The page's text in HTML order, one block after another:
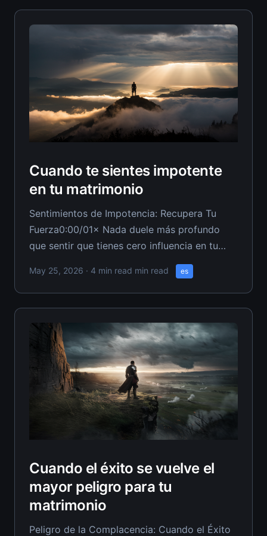
fuerza de voluntad colapsa
Cuando te sientes impotente
en tu matrimonio
Sentimientos de Impotencia: Recupera Tu
Fuerza0:00/01× Nada duele más profundo
que sentir que tienes cero influencia en tu
propio matrimonio. Cuando cada intento de
conectar falla y tu esposa parece
inalcanzable, esa impotencia puede aplastar
tu espíritu como esposo cristiano. ¿La verdad
brutal? Ese sentimiento de indefensión a
May 25, 2026 · 4 min read min read es
Cuando el éxito se vuelve el
mayor peligro para tu
matrimonio
Peligro de la Complacencia: Cuando el Éxito